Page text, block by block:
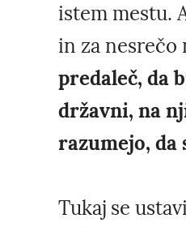
istem mestu.
in za
predaleč, da
državni, na
razumejo, da
Tukaj se